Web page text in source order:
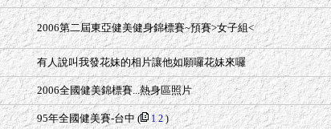
2006第二屆東亞健美健身錦標賽~預賽>女子組<
有人說叫我發花妹的相片讓他如願囉花妹來囉
2006全國健美錦標賽...熱身區照片
95年全國健美賽-台中( 1 2)